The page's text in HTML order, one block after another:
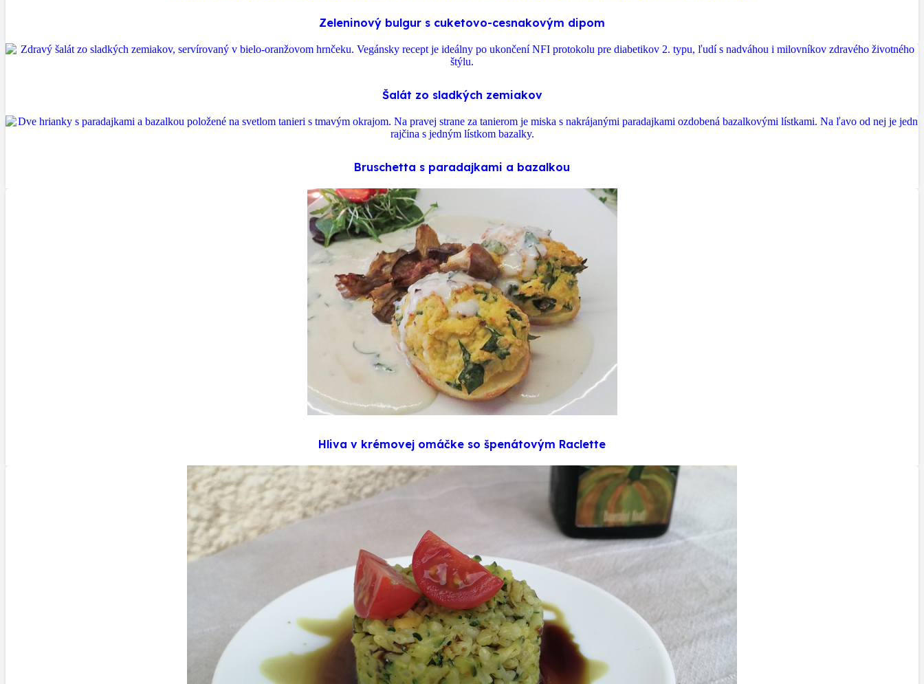
Zeleninový bulgur s cuketovo-cesnakovým dipom
Šalát zo sladkých zemiakov
Bruschetta s paradajkami a bazalkou
Hliva v krémovej omáčke so špenátovým Raclette